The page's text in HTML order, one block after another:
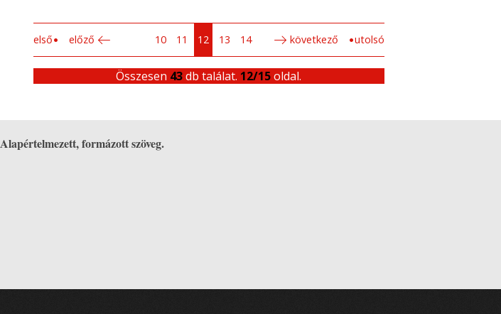
első előző 10 11 12 13 14 következő utolsó
Összesen 43db találat. 12/15oldal.
Alapértelmezett, formázott szöveg.